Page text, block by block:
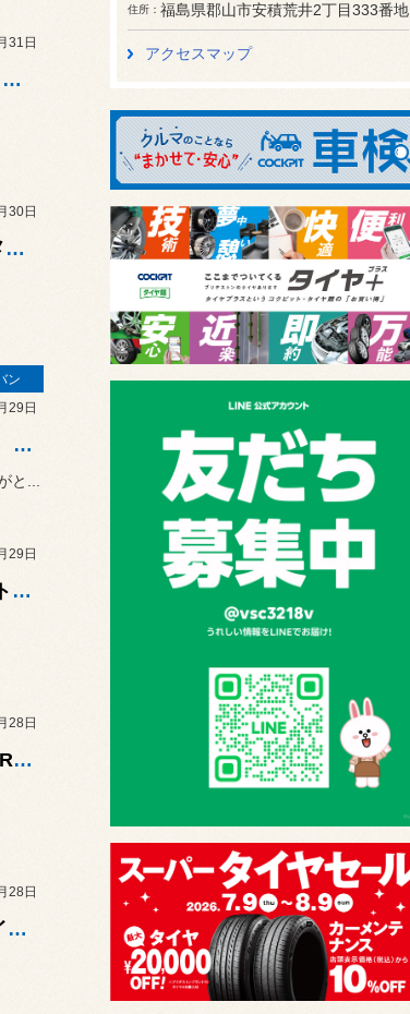
31日
◆BMW MINI CLUBMAN [ML16] 4輪アライメント測定&調整◆
30日
◆TOYOTA HIACE [KDH206V] 4輪アライメント測定&調整◆
ン
29日
2020年 SSR新商品のホイールを一挙ご紹介！ デモカーも登場ですよ(・ω<)
と...
29日
◆AUDI A7 スポーツバック 4輪アライメント測定＆調整◆
28日
BMW 5シリーズ ツーリング F11 XL20 × WORK GNOSIS CV201
28日
◆TOYOTA PRIUS PHV [ZVW52] 4輪アライメント測定&調整◆
住所 福島県郡山市安積荒井2丁目333番地
アクセスマップ